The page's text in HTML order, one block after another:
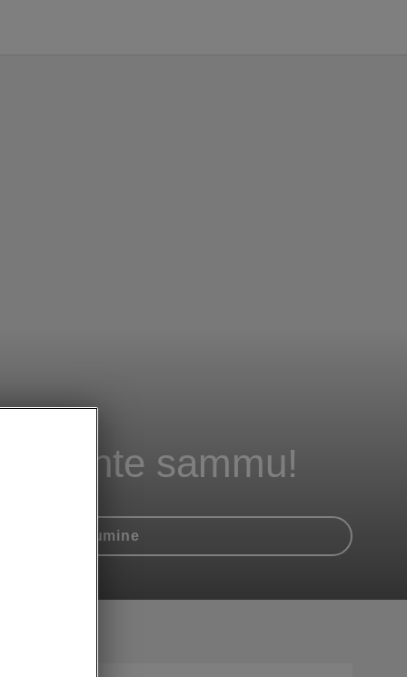
ühte sammu!
eripakkumine